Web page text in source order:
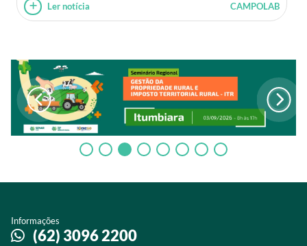
Ler notícia CAMPOLAB
Informações
(62) 3096 2200